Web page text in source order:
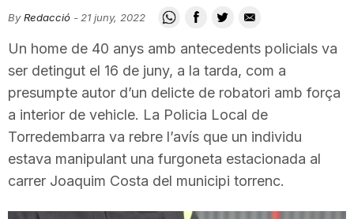
i
u
t
a
By Redacció - 21 juny, 2022
Un home de 40 anys amb antecedents policials va
ser detingut el 16 de juny, a la tarda, com a
presumpte autor d’un delicte de robatori amb força
a interior de vehicle. La Policia Local de
Torredembarra va rebre l’avís que un individu
estava manipulant una furgoneta estacionada al
carrer Joaquim Costa del municipi torrenc.